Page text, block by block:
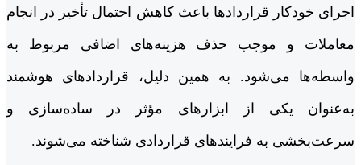
اجرای خودکار قراردادها باعث کاهش احتمال تأخیر در انجام
معاملات و موجب حذف هزینه‌های اضافی مربوط به
واسطه‌ها می‌شود. به همین دلیل، قراردادهای هوشمند
به‌عنوان یکی از ابزارهای مؤثر در ساده‌سازی و
سرعت‌بخشی به فرایندهای قراردادی شناخته می‌شوند.